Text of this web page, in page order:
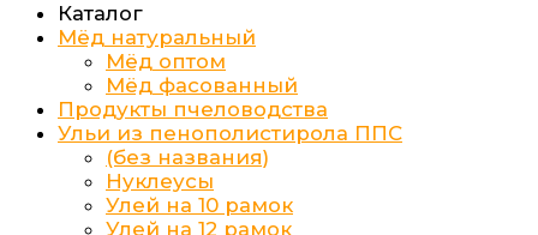
Каталог
Мёд натуральный
Мёд оптом
Мёд фасованный
Продукты пчеловодства
Ульи из пенополистирола ППС
(без названия)
Нуклеусы
Улей на 10 рамок
Улей на 12 рамок